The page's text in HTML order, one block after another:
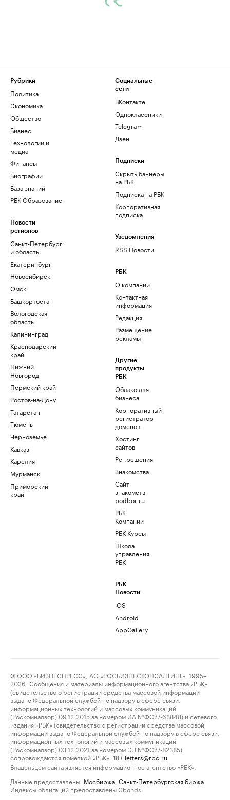
Рубрики
Политика
Экономика
Общество
Бизнес
Технологии и
медиа
Финансы
Биографии
База знаний
РБК Образование
Новости
регионов
Санкт-Петербург
и область
Екатеринбург
Новосибирск
Омск
Башкортостан
Вологодская
область
Калининград
Краснодарский
край
Нижний
Новгород
Пермский край
Ростов-на-Дону
Татарстан
Тюмень
Черноземье
Кавказ
Карелия
Мурманск
Приморский
край
Социальные
сети
ВКонтакте
Одноклассники
Telegram
Дзен
Подписки
Скрыть баннеры
на РБК
Подписка на РБК
Корпоративная
подписка
Уведомления
RSS Новости
РБК
О компании
Контактная
информация
Редакция
Размещение
рекламы
Другие
продукты
РБК
Облако для
бизнеса
Корпоративный
регистратор
доменов
Хостинг
сайтов
Рег.решения
Знакомства
Сайт
знакомств
podbor.ru
РБК
Компании
РБК Курсы
Школа
управления
РБК
РБК
Новости
iOS
Android
AppGallery
© ООО «БИЗНЕСПРЕСС», АО «РОСБИЗНЕСКОНСАЛТИНГ», 1995–
2026. Сообщения и материалы информационного агентства «РБК»
(свидетельство о регистрации средства массовой информации
выдано Федеральной службой по надзору в сфере связи,
информационных технологий и массовых коммуникаций
(Роскомнадзор) 09.12.2015 за номером ИА №ФС77-63848) и сетевого
издания «РБК» (свидетельство о регистрации средства массовой
информации выдано Федеральной службой по надзору в сфере связи,
информационных технологий и массовых коммуникаций
(Роскомнадзор) 03.12.2021 за номером ЭЛ №ФС77-82385)
сопровождаются пометкой «РБК».
18+ letters@rbc.ru
Владельцем сайта является информационное агентство «РБК».
Данные предоставлены: Мосбиржа Санкт-Петербургская биржа
Индексы облигаций предоставлены Cbonds.